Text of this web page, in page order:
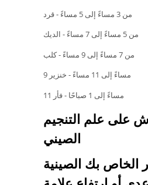
من 3 مساءً إلى 5 مساءً - قرد
من 5 مساءً إلى 7 مساءً - الديك
من 7 مساءً إلى 9 مساءً - كلب
9 مساءً إلى 11 مساءً - خنزير
11 مساءً إلى 1 صباحًا - فأر
على علم التنجيم
الصيني
الخاص بك الصينية